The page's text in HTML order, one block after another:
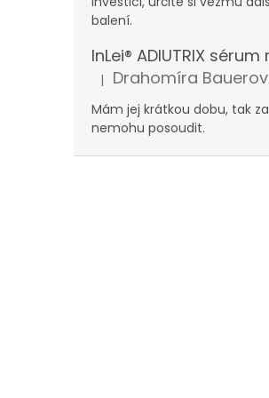
balení.
Hodnocení produktu je 5 z 5
| Drahomíra
Mám jej krátkou dobu, tak
nemohu posoudit.